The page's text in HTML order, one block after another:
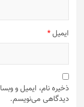
ایمیل*
ذخیره نام، ایمیل و
دیدگاهی می‌نویسم.